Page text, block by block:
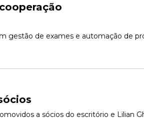
gestão de exames e automação de
a sócios do escritório e Lilian